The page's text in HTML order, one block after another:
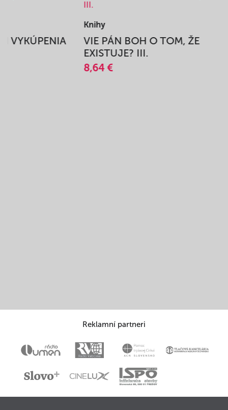
VYKÚPENIA
Knihy
VIE PÁN BOH O TOM, ŽE
EXISTUJE? III.
8,64 €
Reklamní partneri